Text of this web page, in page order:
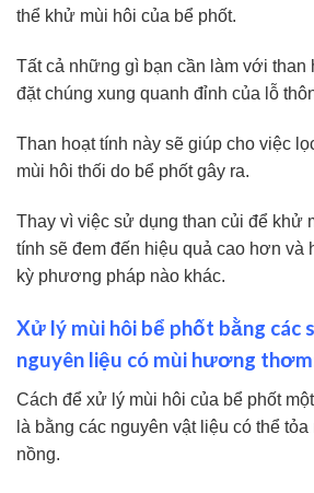
thể khử mùi hôi của bể phốt.
Tất cả những gì bạn cần làm với than
đặt chúng xung quanh đỉnh của lỗ
Than hoạt tính này sẽ giúp cho việc
mùi hôi thối do bể phốt gây ra.
Thay vì việc sử dụng than củi để khử
tính sẽ đem đến hiệu quả cao hơn và
kỳ phương pháp nào khác.
Xử lý mùi hôi bể phốt bằng các
nguyên liệu có mùi hương
Cách để xử lý mùi hôi của bể phốt
là bằng các nguyên vật liệu có thể
nồng.